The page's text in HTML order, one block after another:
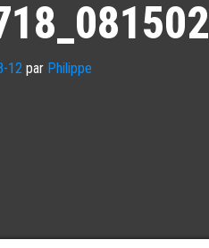
12 par Philippe